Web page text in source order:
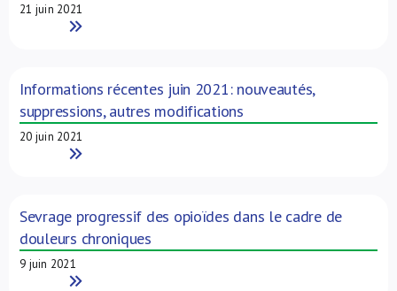
21 juin 2021
Read More
Informations récentes juin 2021: nouveautés,
suppressions, autres modifications
20 juin 2021
Read More
Sevrage progressif des opioïdes dans le cadre de
douleurs chroniques
9 juin 2021
Read More